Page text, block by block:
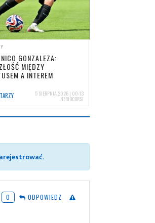
GONZALEZA:
MIĘDZY
A INTEREM
5 SIERPNIA 2026 | 00:13
NERIOCORSI
.
0 ODPOWIEDZ